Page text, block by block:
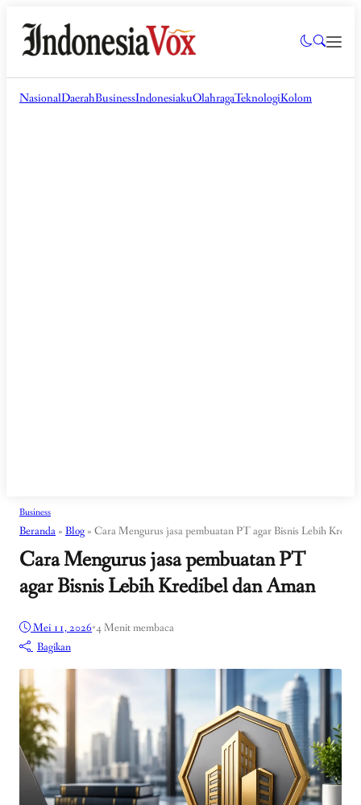
NasionalDaerahBusinessIndonesiakuOlahragaTeknologiKolom
Business
Beranda » Blog » Cara Mengurus jasa pembuatan PT agar Bisnis Lebih
Cara Mengurus jasa pembuatan PT
agar Bisnis Lebih Kredibel dan Aman
Mei 11, 2026•4 Menit membaca
Bagikan